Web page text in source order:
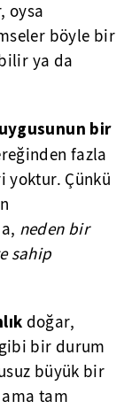
oysa
böyle bir
ya da
bir
fazla
yoktur. Çünkü
neden bir
sahip
doğar,
bir durum
büyük bir
tam